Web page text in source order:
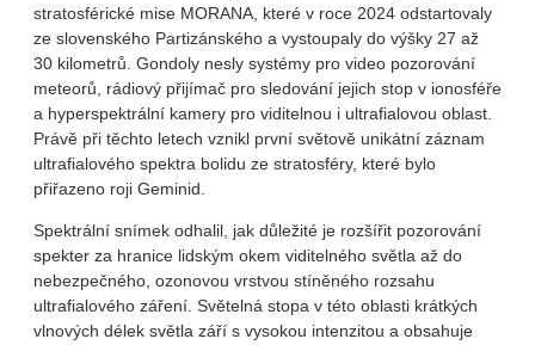
stratosférické mise MORANA, které v roce 2024 odstartovaly
ze slovenského Partizánského a vystoupaly do výšky 27 až
30 kilometrů. Gondoly nesly systémy pro video pozorování
meteorů, rádiový přijímač pro sledování jejich stop v ionosféře
a hyperspektrální kamery pro viditelnou i ultrafialovou oblast.
Právě při těchto letech vznikl první světově unikátní záznam
ultrafialového spektra bolidu ze stratosféry, které bylo
přiřazeno roji Geminid.
Spektrální snímek odhalil, jak důležité je rozšířit pozorování
spekter za hranice lidským okem viditelného světla až do
nebezpečného, ozonovou vrstvou stíněného rozsahu
ultrafialového záření. Světelná stopa v této oblasti krátkých
vlnových délek světla září s vysokou intenzitou a obsahuje